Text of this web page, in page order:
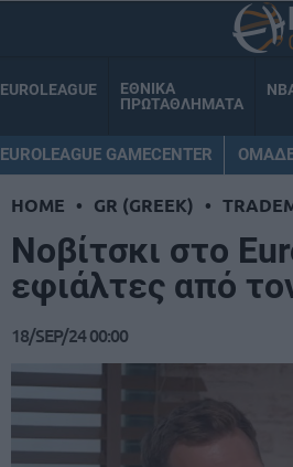
EUROLEAGUE
ΕΘΝΙΚΑ
ΠΡΩΤΑΘΛΗΜΑΤΑ
EUROLEAGUE GAMECENTER
HOME • GR (GREEK) •
Νοβίτσκι στο
εφιάλτες από
18/SEP/24 00:00